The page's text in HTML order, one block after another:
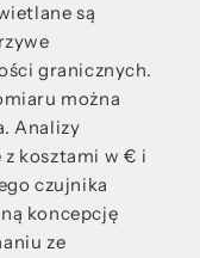
są
granicznych.
można
Analizy
kosztami w € i
czujnika
koncepcję
ze